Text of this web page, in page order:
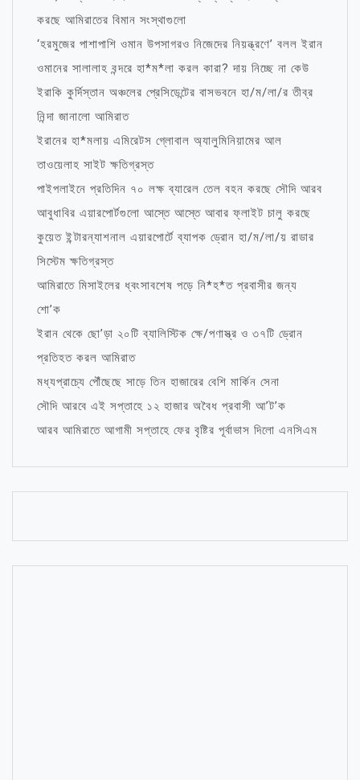
করছে আমিরাতের বিমান সংস্থাগুলো
‘হরমুজের পাশাপাশি ওমান উপসাগরও নিজেদের নিয়ন্ত্রণে’ বলল ইরান
ওমানের সালালাহ বন্দরে হা*ম*লা করল কারা? দায় নিচ্ছে না কেউ
ইরাকি কুর্দিস্তান অঞ্চলের প্রেসিডেন্টের বাসভবনে হা/ম/লা/র তীব্র
নিন্দা জানালো আমিরাত
ইরানের হা*মলায় এমিরেটস গ্লোবাল অ্যালুমিনিয়ামের আল
তাওয়েলাহ সাইট ক্ষতিগ্রস্ত
পাইপলাইনে প্রতিদিন ৭০ লক্ষ ব্যারেল তেল বহন করছে সৌদি আরব
আবুধাবির এয়ারপোর্টগুলো আস্তে আস্তে আবার ফ্লাইট চালু করছে
কুয়েত ইন্টারন্যাশনাল এয়ারপোর্টে ব্যাপক ড্রোন হা/ম/লা/য় রাডার
সিস্টেম ক্ষতিগ্রস্ত
আমিরাতে মিসাইলের ধ্বংসাবশেষ পড়ে নি*হ*ত প্রবাসীর জন্য
শো’ক
ইরান থেকে ছো’ড়া ২০টি ব্যালিস্টিক ক্ষে/পণাস্ত্র ও ৩৭টি ড্রোন
প্রতিহত করল আমিরাত
মধ্যপ্রাচ্যে পৌঁছেছে সাড়ে তিন হাজারের বেশি মার্কিন সেনা
সৌদি আরবে এই সপ্তাহে ১২ হাজার অবৈধ প্রবাসী আ’ট’ক
আরব আমিরাতে আগামী সপ্তাহে ফের বৃষ্টির পূর্বাভাস দিলো এনসিএম